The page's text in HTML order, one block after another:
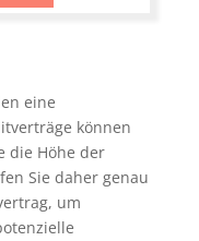
eine
können
die Höhe der
Sie daher genau
um